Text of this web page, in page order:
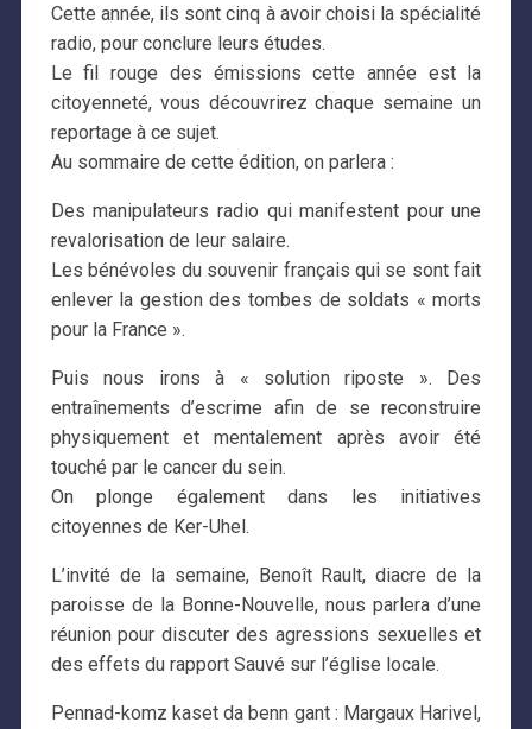
Cette année, ils sont cinq à avoir choisi la spécialité
radio, pour conclure leurs études.
Le fil rouge des émissions cette année est la
citoyenneté, vous découvrirez chaque semaine un
reportage à ce sujet.
Au sommaire de cette édition, on parlera :
Des manipulateurs radio qui manifestent pour une
revalorisation de leur salaire.
Les bénévoles du souvenir français qui se sont fait
enlever la gestion des tombes de soldats « morts
pour la France ».
Puis nous irons à « solution riposte ». Des
entraînements d’escrime afin de se reconstruire
physiquement et mentalement après avoir été
touché par le cancer du sein.
On plonge également dans les initiatives
citoyennes de Ker-Uhel.
L’invité de la semaine, Benoît Rault, diacre de la
paroisse de la Bonne-Nouvelle, nous parlera d’une
réunion pour discuter des agressions sexuelles et
des effets du rapport Sauvé sur l’église locale.
Pennad-komz kaset da benn gant : Margaux Harivel,